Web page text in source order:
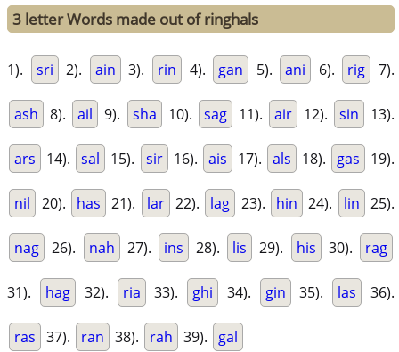
3 letter Words made out of ringhals
1). sri 2). ain 3). rin 4). gan 5). ani 6). rig 7).
ash 8). ail 9). sha 10). sag 11). air 12). sin 13).
ars 14). sal 15). sir 16). ais 17). als 18). gas 19).
nil 20). has 21). lar 22). lag 23). hin 24). lin 25).
nag 26). nah 27). ins 28). lis 29). his 30). rag
31). hag 32). ria 33). ghi 34). gin 35). las 36).
ras 37). ran 38). rah 39). gal